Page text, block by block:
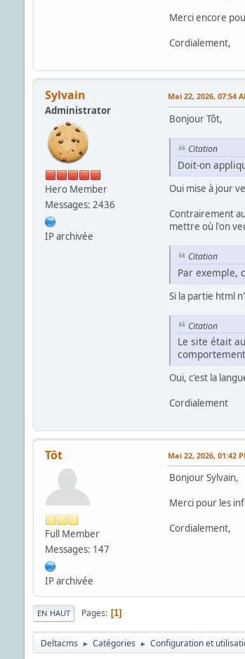
Merci encore
Cordialement,
Sylvain
Administrator
Hero Member
Messages: 2436
IP archivée
Mai 22, 2026, 07:54
Bonjour Tôt,
Citation
Doit-on
Oui mise à jour
Contrairement
mettre où l'on
Citation
Par exemple,
Si la partie html
Citation
Le site était
Oui, c'est la
Cordialement
Tôt
Full Member
Messages: 147
IP archivée
Mai 22, 2026, 01:42
Bonjour Sylvain,
Merci pour les
Cordialement,
EN HAUT Pages 1
Deltacms ► Catégories ► Configuration et